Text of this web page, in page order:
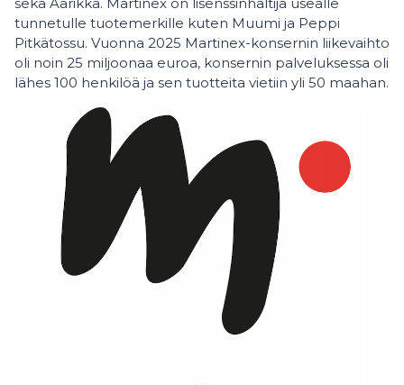
sekä Aarikka. Martinex on lisenssinhaltija usealle
tunnetulle tuotemerkille kuten Muumi ja Peppi
Pitkätossu. Vuonna 2025 Martinex-konsernin liikevaihto
oli noin 25 miljoonaa euroa, konsernin palveluksessa oli
lähes 100 henkilöä ja sen tuotteita vietiin yli 50 maahan.